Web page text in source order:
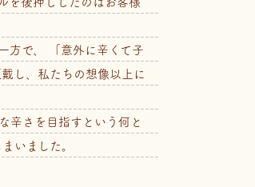
方で、 「意外に辛くて子
し、私たちの想像以上に
辛さを目指すという何と
いました。